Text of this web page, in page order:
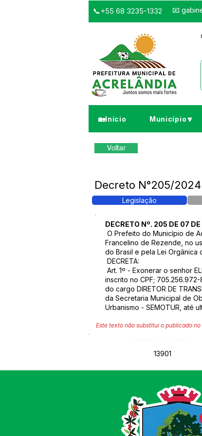
📞+55 68 3235-1332 📧
🏡Início Município🔽
Voltar
Decreto N°205/2024
Legislação
DECRETO Nº. 205 DE 07
O Prefeito do Município de
Francelino de Rezende, no
do Brasil e pela Lei Orgânica
DECRETA:
Art. 1º - Exonerar o senhor
inscrito no CPF; 705.256.972-
do cargo DIRETOR DE
da Secretaria Municipal de
Urbanismo - SEMOTUR, até
Este texto não substitui o publicado
13901